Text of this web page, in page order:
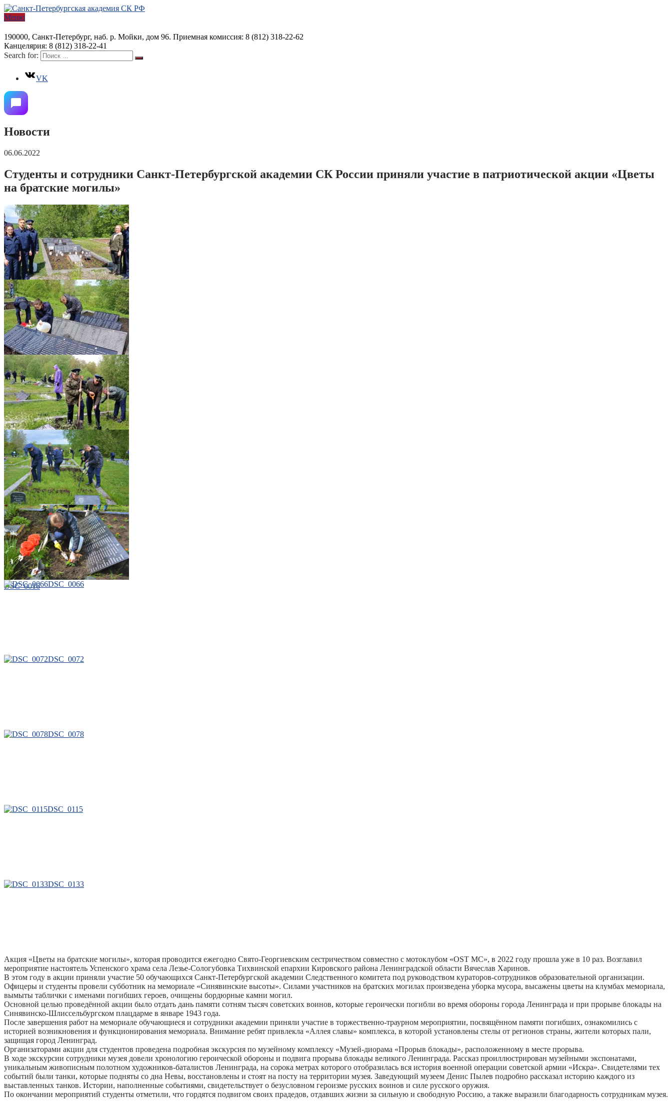
Меню
190000, Санкт-Петербург, наб. р. Мойки, дом 96. Приемная комиссия: 8 (812) 318-22-62
Канцелярия: 8 (812) 318-22-41
Search for:
VK
Новости
06.06.2022
Студенты и сотрудники Санкт-Петербургской академии СК России приняли участие в патриотической акции «Цветы
на братские могилы»
1
2
4
DSC_0006
DSC_0016 DSC_0066
DSC_0072
DSC_0078
DSC_0115
DSC_0133
Акция «Цветы на братские могилы», которая проводится ежегодно Свято-Георгиевским сестричеством совместно с мотоклубом «OST МС», в 2022 году прошла уже в 10 раз. Возглавил
мероприятие настоятель Успенского храма села Лезье-Сологубовка Тихвинской епархии Кировского района Ленинградской области Вячеслав Харинов.
В этом году в акции приняли участие 50 обучающихся Санкт-Петербургской академии Следственного комитета под руководством кураторов-сотрудников образовательной организации.
Офицеры и студенты провели субботник на мемориале «Синявинские высоты». Силами участников на братских могилах произведена уборка мусора, высажены цветы на клумбах мемориала,
вымыты таблички с именами погибших героев, очищены бордюрные камни могил.
Основной целью проведённой акции было отдать дань памяти сотням тысяч советских воинов, которые героически погибли во время обороны города Ленинграда и при прорыве блокады на
Синявинско-Шлиссельбургском плацдарме в январе 1943 года.
После завершения работ на мемориале обучающиеся и сотрудники академии приняли участие в торжественно-траурном мероприятии, посвящённом памяти погибших, ознакомились с
историей возникновения и функционирования мемориала. Внимание ребят привлекла «Аллея славы» комплекса, в которой установлены стелы от регионов страны, жители которых пали,
защищая город Ленинград.
Организаторами акции для студентов проведена подробная экскурсия по музейному комплексу «Музей-диорама «Прорыв блокады», расположенному в месте прорыва.
В ходе экскурсии сотрудники музея довели хронологию героической обороны и подвига прорыва блокады великого Ленинграда. Рассказ проиллюстрирован музейными экспонатами,
уникальным живописным полотном художников-баталистов Ленинграда, на сорока метрах которого отобразилась вся история военной операции советской армии «Искра». Свидетелями тех
событий были танки, которые подняты со дна Невы, восстановлены и стоят на посту на территории музея. Заведующий музеем Денис Пылев подробно рассказал историю каждого из
выставленных танков. Истории, наполненные событиями, свидетельствует о безусловном героизме русских воинов и силе русского оружия.
По окончании мероприятий студенты отметили, что гордятся подвигом своих прадедов, отдавших жизни за сильную и свободную Россию, а также выразили благодарность сотрудникам музея.